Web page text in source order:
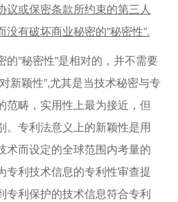
议或保密条款所约束的第三人
有破坏商业秘密的”秘密性”.
”秘密性”是相对的，并不需要
新颖性”,尤其是当技术秘密与专
范畴，实用性上最为接近，但
。专利法意义上的新颖性是用
术而设定的全球范围内考量的
专利技术信息的专利性审查提
专利保护的技术信息符合专利